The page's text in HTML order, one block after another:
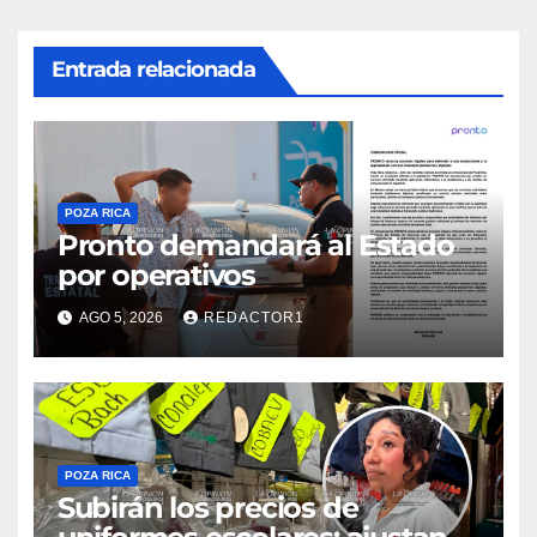
Entrada relacionada
POZA RICA
Pronto demandará al Estado
por operativos
AGO 5, 2026 REDACTOR1
POZA RICA
Subirán los precios de